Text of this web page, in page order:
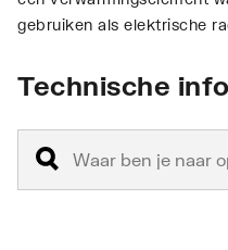
gebruiken als elektrische
Technische